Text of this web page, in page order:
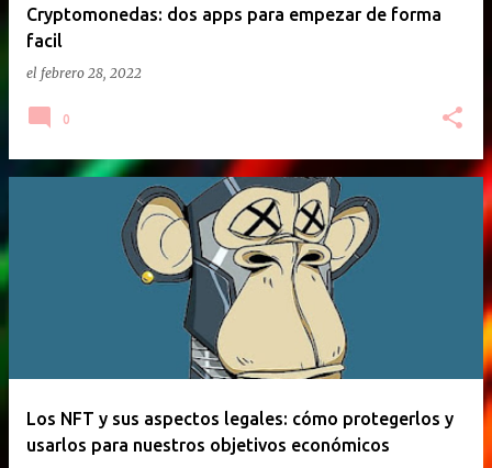
Cryptomonedas: dos apps para empezar de forma
facil
el febrero 28, 2022
0
Los NFT y sus aspectos legales: cómo protegerlos y
usarlos para nuestros objetivos económicos